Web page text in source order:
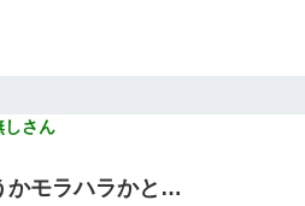
、実は資産家だと知って婚約破棄
って本当？私が付き合ってもい
しさん
かモラハラかと…